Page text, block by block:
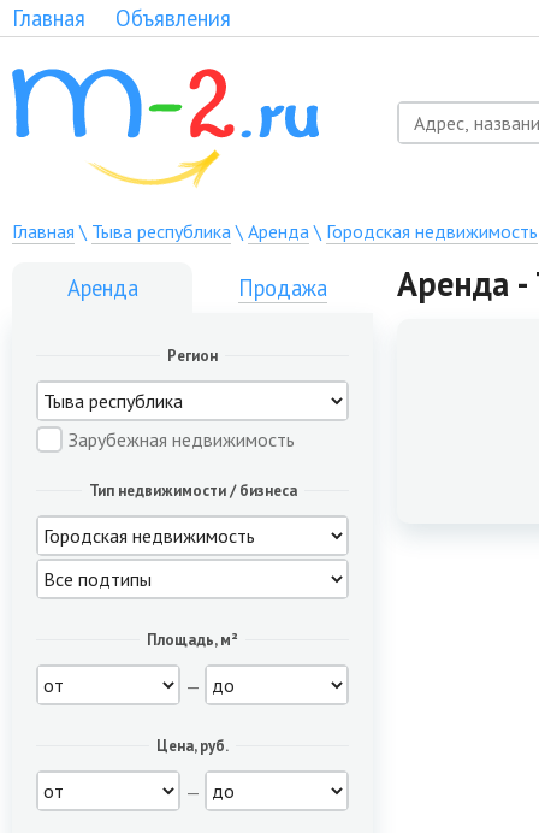
Главная Объявления
Главная \ Тыва республика\ Аренда\ Городская недвижимость
Аренда Продажа
Регион
Зарубежная недвижимость
Тип недвижимости / бизнеса
Площадь, м²
—
Цена, руб.
—
Аренда -